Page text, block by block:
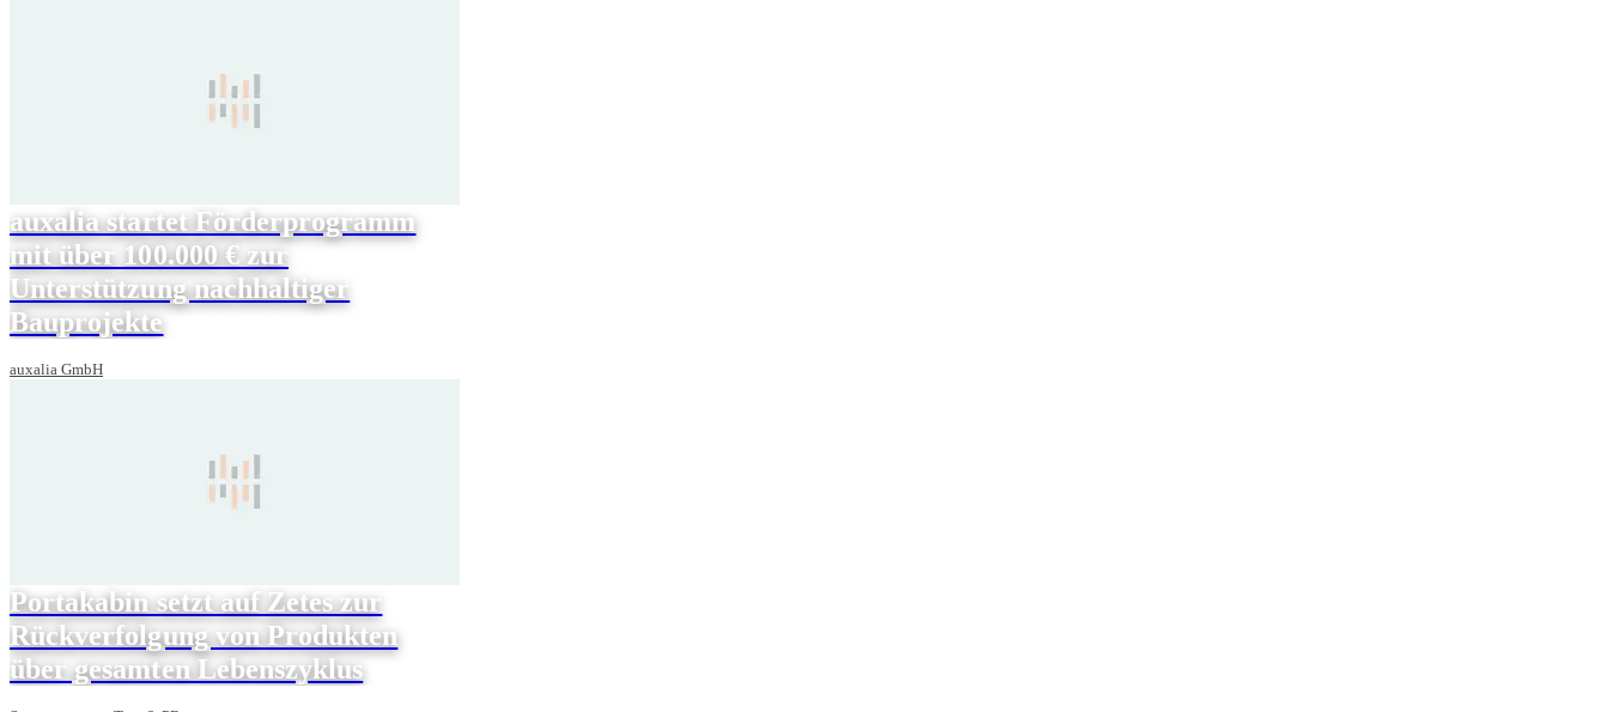
auxalia startet Förderprogramm
mit über 100.000 € zur
Unterstützung nachhaltiger
Bauprojekte
auxalia GmbH
Portakabin setzt auf Zetes zur
Rückverfolgung von Produkten
über gesamten Lebenszyklus